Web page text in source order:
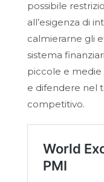
possibile
all’esigenza di
calmierarne gli
sistema
piccole e medie
e difendere nel
competitivo.